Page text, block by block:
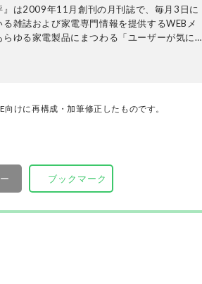
』は2009年11月創刊の月刊誌で、毎月3日に
る雑誌および家電専門情報を提供するWEBメ
らゆる家電製品にまつわる「ユーザーが気にな
質的な性能を見極め、その良し悪しをありのま
けに再構成・加筆修正したものです。
ブックマーク